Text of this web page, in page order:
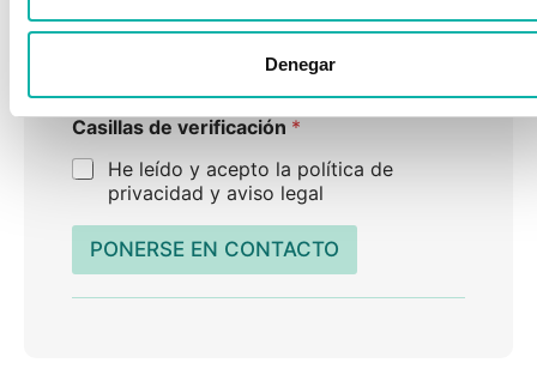
Denegar
¿Eres Colaborador?*
Casillas de verificación *
He leído y acepto la política de
privacidad y aviso legal
PONERSE EN CONTACTO